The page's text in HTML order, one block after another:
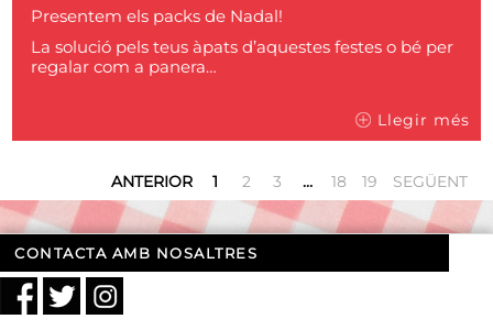
Presentem els packs de Nadal!
La solució pels teus àpats d’aquestes festes o bé per
regalar com a panera…
Llegir més
ANTERIOR 1 2 3 … 18 19 SEGÜENT
CONTACTA AMB NOSALTRES